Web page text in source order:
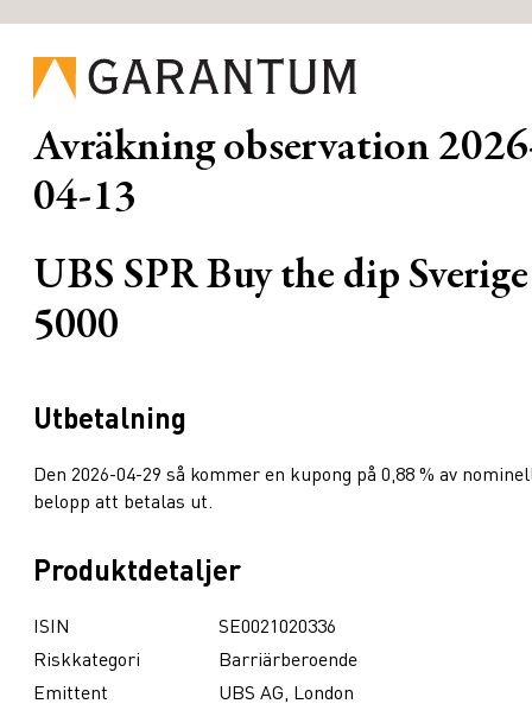
Avräkning observation
04-13
UBS SPR Buy the dip Sverige
5000
Utbetalning
Den 2026-04-29 så kommer en kupong på 0,88 % av
belopp att betalas ut.
Produktdetaljer
ISIN
SE0021020336
Riskkategori
Barriärberoende
Emittent
UBS AG, London